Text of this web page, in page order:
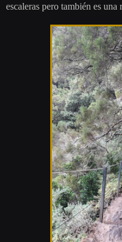
escaleras pero también es una